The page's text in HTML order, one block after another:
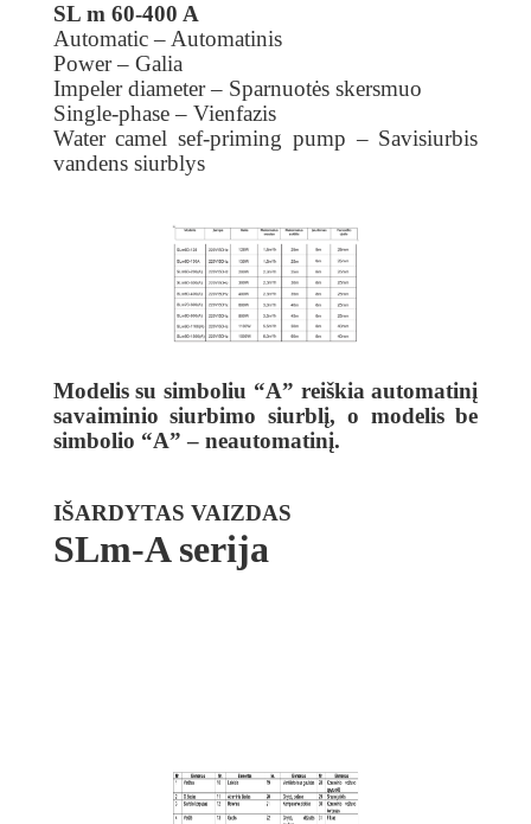
SL m 60-400 A
Automatic – Automatinis
Power – Galia
Impeler diameter – Sparnuotės skersmuo
Single-phase – Vienfazis
Water camel sef-priming pump – Savisiurbis
vandens siurblys
Modelis su simboliu “A” reiškia automatinį
savaiminio siurbimo siurblį, o modelis be
simbolio “A” – neautomatinį.
IŠARDYTAS VAIZDAS
SLm-A serija